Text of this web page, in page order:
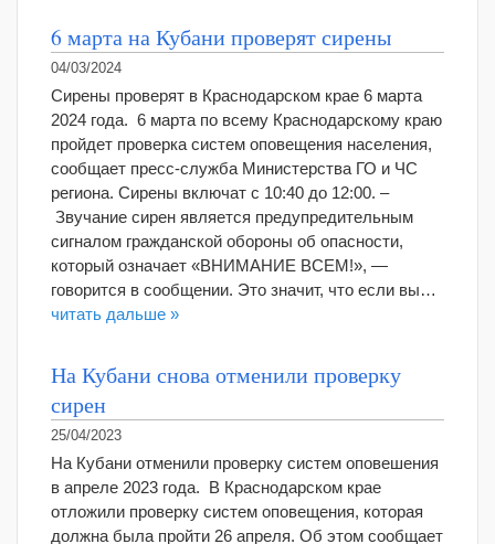
6 марта на Кубани проверят сирены
04/03/2024
Сирены проверят в Краснодарском крае 6 марта
2024 года. 6 марта по всему Краснодарскому краю
пройдет проверка систем оповещения населения,
сообщает пресс-служба Министерства ГО и ЧС
региона. Сирены включат с 10:40 до 12:00. –
Звучание сирен является предупредительным
сигналом гражданской обороны об опасности,
который означает «ВНИМАНИЕ ВСЕМ!», —
говорится в сообщении. Это значит, что если вы…
читать дальше »
На Кубани снова отменили проверку
сирен
25/04/2023
На Кубани отменили проверку систем оповешения
в апреле 2023 года. В Краснодарском крае
отложили проверку систем оповещения, которая
должна была пройти 26 апреля. Об этом сообщает